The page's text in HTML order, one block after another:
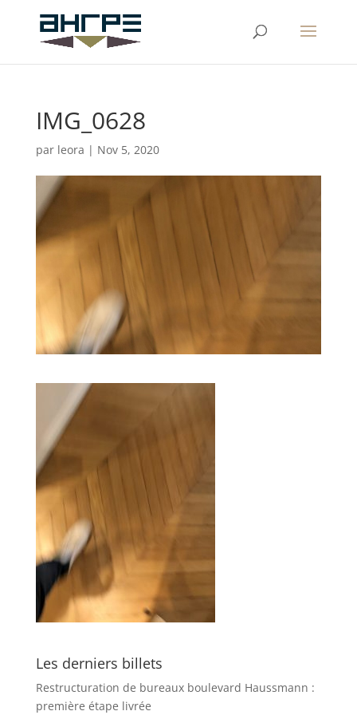
IMG_0628
par leora | Nov 5, 2020
Les derniers billets
Restructuration de bureaux boulevard Haussmann :
première étape livrée